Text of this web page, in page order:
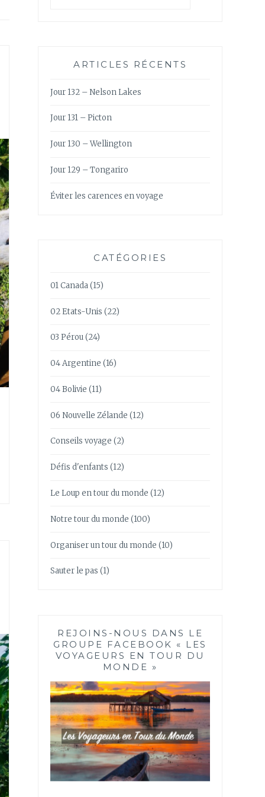
ARTICLES RÉCENTS
Jour 132 – Nelson Lakes
Jour 131 – Picton
Jour 130 – Wellington
Jour 129 – Tongariro
Éviter les carences en voyage
CATÉGORIES
01 Canada(15)
02 Etats-Unis (22)
03 Pérou(24)
04 Argentine (16)
04 Bolivie (11)
06 Nouvelle Zélande (12)
Conseils voyage (2)
Défis d'enfants (12)
Le Loup en tour du monde (12)
Notre tour du monde (100)
Organiser un tour du monde (10)
Sauter le pas (1)
REJOINS-NOUS DANS LE
GROUPE FACEBOOK « LES
VOYAGEURS EN TOUR DU
MONDE »